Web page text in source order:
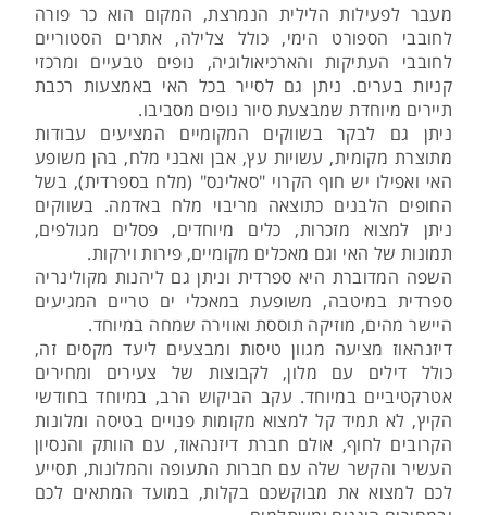
מעבר לפעילות הלילית הנמרצת, המקום הוא כר פורה
לחובבי הספורט הימי, כולל צלילה, אתרים הסטוריים
לחובבי העתיקות והארכיאולוגיה, נופים טבעיים ומרכזי
קניות בערים. ניתן גם לסייר בכל האי באמצעות רכבת
תיירים מיוחדת שמבצעת סיור נופים מסביבו.
ניתן גם לבקר בשווקים המקומיים המציעים עבודות
מתוצרת מקומית, עשויות עץ, אבן ואבני מלח, בהן משופע
האי ואפילו יש חוף הקרוי "סאלינס" (מלח בספרדית), בשל
החופים הלבנים כתוצאה מריבוי מלח באדמה. בשווקים
ניתן למצוא מזכרות, כלים מיוחדים, פסלים מגולפים,
תמונות של האי וגם מאכלים מקומיים, פירות וירקות.
השפה המדוברת היא ספרדית וניתן גם ליהנות מקולינריה
ספרדית במיטבה, משופעת במאכלי ים טריים המגיעים
היישר מהים, מוזיקה תוססת ואווירה שמחה במיוחד.
דיזנהאוז מציעה מגוון טיסות ומבצעים ליעד מקסים זה,
כולל דילים עם מלון, לקבוצות של צעירים ומחירים
אטרקטיביים במיוחד. עקב הביקוש הרב, במיוחד בחודשי
הקיץ, לא תמיד קל למצוא מקומות פנויים בטיסה ומלונות
הקרובים לחוף, אולם חברת דיזנהאוז, עם הוותק והנסיון
העשיר והקשר שלה עם חברות התעופה והמלונות, תסייע
לכם למצוא את מבוקשכם בקלות, במועד המתאים לכם